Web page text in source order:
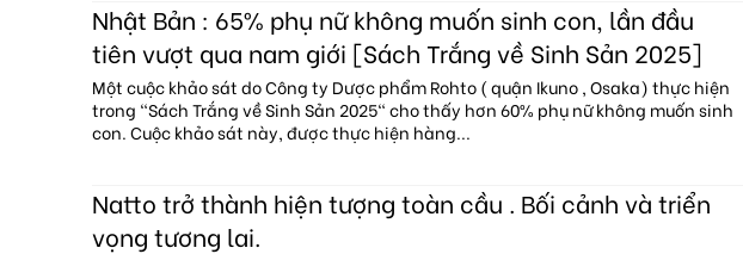
Nhật Bản : 65% phụ nữ không muốn sinh con, lần đầu
tiên vượt qua nam giới [Sách Trắng về Sinh Sản 2025]
Một cuộc khảo sát do Công ty Dược phẩm Rohto ( quận Ikuno , Osaka) thực hiện
trong "Sách Trắng về Sinh Sản 2025" cho thấy hơn 60% phụ nữ không muốn sinh
con. Cuộc khảo sát này, được thực hiện hàng...
Natto trở thành hiện tượng toàn cầu . Bối cảnh và triển
vọng tương lai.